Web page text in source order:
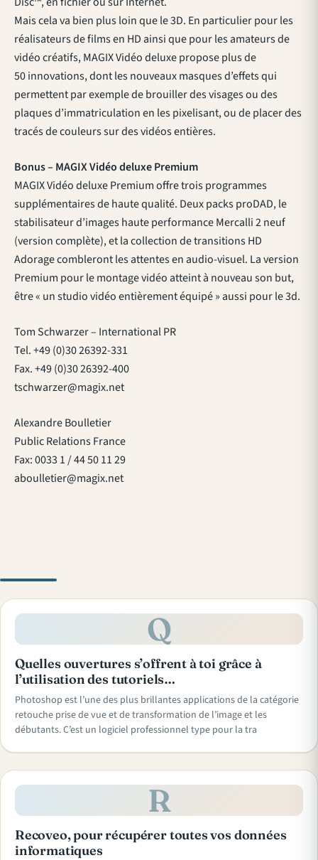
Mais cela va bien plus loin que le 3D. En particulier pour les
réalisateurs de films en HD ainsi que pour les amateurs de
vidéo créatifs, MAGIX Vidéo deluxe propose plus de
50 innovations, dont les nouveaux masques d’effets qui
permettent par exemple de brouiller des visages ou des
plaques d’immatriculation en les pixelisant, ou de placer des
tracés de couleurs sur des vidéos entières.
Bonus – MAGIX Vidéo deluxe Premium
MAGIX Vidéo deluxe Premium offre trois programmes
supplémentaires de haute qualité. Deux packs proDAD, le
stabilisateur d’images haute performance Mercalli 2 neuf
(version complète), et la collection de transitions HD
Adorage combleront les attentes en audio-visuel. La version
Premium pour le montage vidéo atteint à nouveau son but,
être « un studio vidéo entièrement équipé » aussi pour le 3d.
Tom Schwarzer – International PR
Tel. +49 (0)30 26392-331
Fax. +49 (0)30 26392-400
tschwarzer@magix.net
Alexandre Boulletier
Public Relations France
Fax: 0033 1 / 44 50 11 29
aboulletier@magix.net
Q
Quelles ouvertures s’offrent à toi grâce à
l’utilisation des tutoriels…
Photoshop est l’une des plus brillantes applications de la catégorie
retouche prise de vue et de transformation de l’image et les
débutants. C’est un logiciel professionnel type pour la tra
R
Recoveo, pour récupérer toutes vos données
informatiques